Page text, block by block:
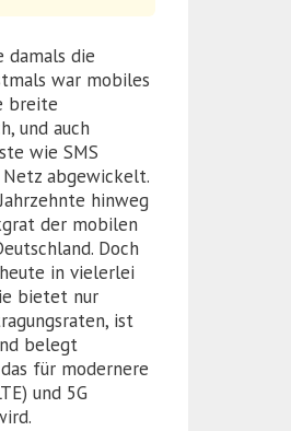
damals die
war mobiles
breite
und auch
wie SMS
abgewickelt.
hinweg
der mobilen
Doch
in vielerlei
bietet nur
ist
belegt
für modernere
und 5G